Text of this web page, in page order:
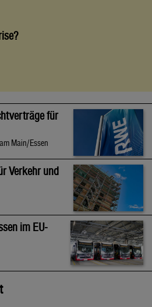
für
Main/Essen
Verkehr und
im EU-